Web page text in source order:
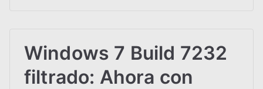
Windows 7 Build 7232
filtrado: Ahora con